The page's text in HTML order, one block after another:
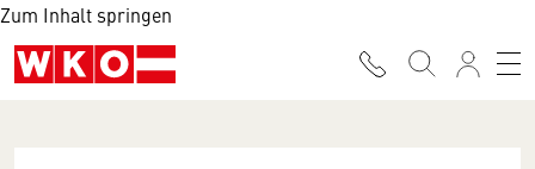
Zum Inhalt springen